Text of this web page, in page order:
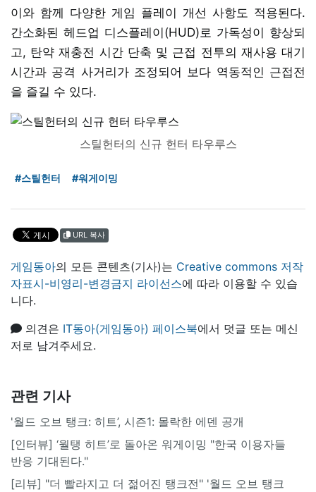
이와 함께 다양한 게임 플레이 개선 사항도 적용된다.
간소화된 헤드업 디스플레이(HUD)로 가독성이 향상되
고, 탄약 재충전 시간 단축 및 근접 전투의 재사용 대기
시간과 공격 사거리가 조정되어 보다 역동적인 근접전
을 즐길 수 있다.
스틸헌터의 신규 헌터 타우루스
#스틸헌터 #워게이밍
URL 복사
게임동아의 모든 콘텐츠(기사)는 Creative commons 저작
자표시-비영리-변경금지 라이선스에 따라 이용할 수 있습
니다.
의견은 IT동아(게임동아) 페이스북에서 덧글 또는 메신
저로 남겨주세요.
관련 기사
'월드 오브 탱크: 히트’, 시즌1: 몰락한 에덴 공개
[인터뷰] ‘월탱 히트’로 돌아온 워게이밍 "한국 이용자들
반응 기대된다."
[리뷰] "더 빨라지고 더 젊어진 탱크전" '월드 오브 탱크